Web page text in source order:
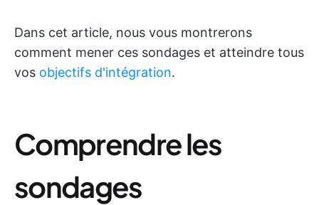
Dans cet article, nous vous montrerons
comment mener ces sondages et atteindre tous
vos objectifs d'intégration.
Comprendre les
sondages